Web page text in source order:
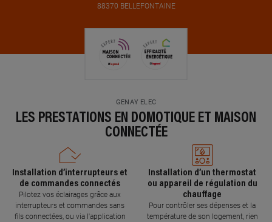
88370 BELLEFONTAINE
GENAY ELEC
LES PRESTATIONS EN DOMOTIQUE ET MAISON
CONNECTÉE
Installation d’interrupteurs et
de commandes connectés
Pilotez vos éclairages grâce aux
interrupteurs et commandes sans
fils connectées, ou via l'application
Installation d’un thermostat
ou appareil de régulation du
chauffage
Pour contrôler ses dépenses et la
température de son logement, rien